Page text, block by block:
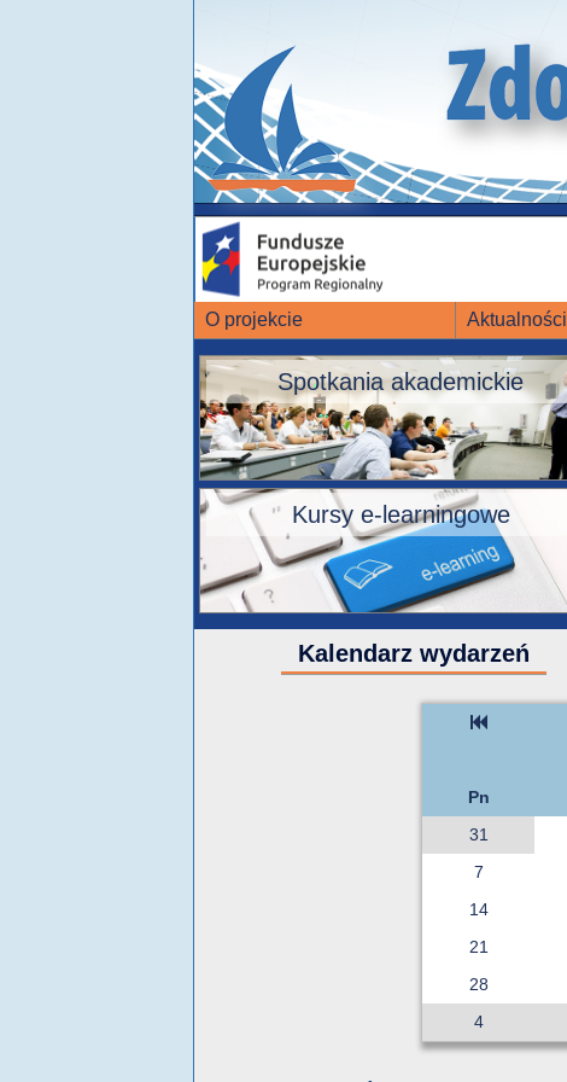
O projekcie Aktualności
Spotkania akademickie
Kursy e-learningowe
Kalendarz wydarzeń
Pn
31
7
14
21
28
4